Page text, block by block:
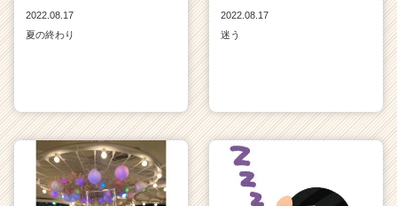
2022.08.17
夏の終わり
2022.08.17
迷う